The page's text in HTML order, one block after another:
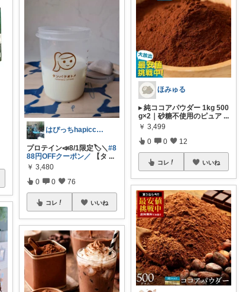
はぴっちhapicchi💎🏃感謝💐
プロテイン📣8/1限定🏷️＼#8
88円OFFクーポン／ 【タ ...
￥ 3,480
0 0 76
コレ いいね
ほみゅる
▸ 純ココアパウダー 1kg 500
g×2｜砂糖不使用のピュア ...
￥ 3,499
0 0 12
コレ いいね